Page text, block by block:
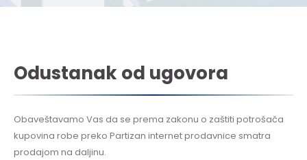
Odustanak od ugovora
Obaveštavamo Vas da se prema zakonu o zaštiti potrošača
kupovina robe preko Partizan internet prodavnice smatra
prodajom na daljinu.